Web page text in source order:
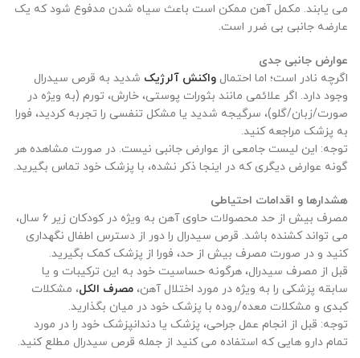
می یابند. مکمل آهن ممکن است باعث سیاه شدن مدفوع شود که یک
عارضه جانبی بی ضرر است.
عوارض جانبی جدی
اگرچه نادر است؛ اما احتمال واکنش آلرژیک شدید به قرص سیدرال
وجود دارد. اگر علائمی مانند بثورات پوستی، خارش، تورم (به ویژه در
صورت/زبان/گلو)، سرگیجه شدید یا مشکل تنفسی را تجربه کردید، فورا
به پزشک مراجعه کنید.
توجه: این لیست جامعی از عوارض جانبی نیست. در صورت مشاهده هر
گونه عوارض دیگری که در اینجا ذکر نشده، با پزشک خود تماس بگیرید.
هشدارها و اقدامات احتیاطی
مصرف بیش از حد محصولات حاوی آهن به ویژه در کودکان زیر 6 سال،
می تواند کشنده باشد. قرص سیدرال را دور از دسترس اطفال نگهداری
کنید و در صورت مصرف بیش از حد، فورا از پزشک کمک بگیرید.
قبل از مصرف سیدرال، هرگونه حساسیت خود به این ترکیبات و یا
سابقه پزشکی را به ویژه در مورد اختلال آهن، مصرف الکل، مشکلات
کبدی و مشکلات معده/روده با پزشک خود در میان بگذارید.
توجه: قبل از انجام عمل جراحی، پزشک یا دندانپزشک خود را در مورد
تمام دارو هایی که استفاده می کنید از جمله قرص سیدرال مطلع کنید.